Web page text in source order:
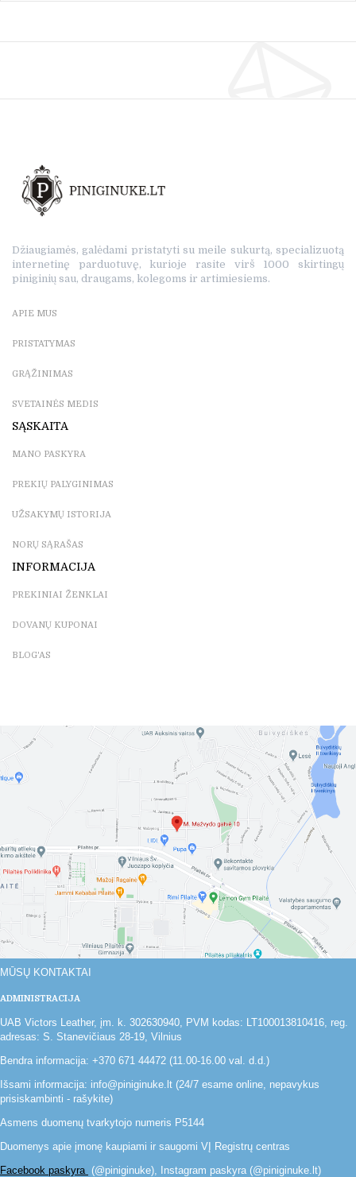
Džiaugiamės, galėdami pristatyti su meile sukurtą, specializuotą
internetinę parduotuvę, kurioje rasite virš 1000 skirtingų
piniginių sau, draugams, kolegoms ir artimiesiems.
APIE MUS
PRISTATYMAS
GRĄŽINIMAS
SVETAINĖS MEDIS
SĄSKAITA
MANO PASKYRA
PREKIŲ PALYGINIMAS
UŽSAKYMŲ ISTORIJA
NORŲ SĄRAŠAS
INFORMACIJA
PREKINIAI ŽENKLAI
DOVANŲ KUPONAI
BLOG'AS
MŪSŲ KONTAKTAI
ADMINISTRACIJA
UAB Victors Leather, įm. k. 302630940, PVM kodas: LT100013810416, reg.
adresas: S. Stanevičiaus 28-19, Vilnius
Bendra informacija: +370 671 44472 (11.00-16.00 val. d.d.)
Išsami informacija: info@piniginuke.lt (24/7 esame online, nepavykus
prisiskambinti - rašykite)
Asmens duomenų tvarkytojo numeris P5144
Duomenys apie įmonę kaupiami ir saugomi VĮ Registrų centras
Facebook paskyra (@piniginuke), Instagram paskyra (@piniginuke.lt)